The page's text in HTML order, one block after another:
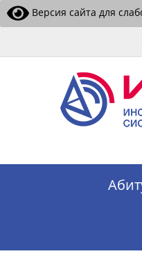
Версия сайта для